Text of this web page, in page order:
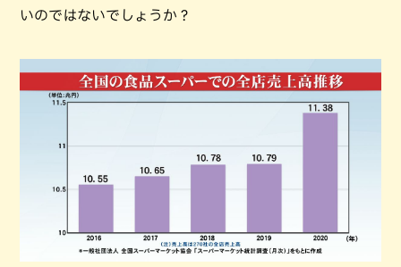
いのではないでしょうか？